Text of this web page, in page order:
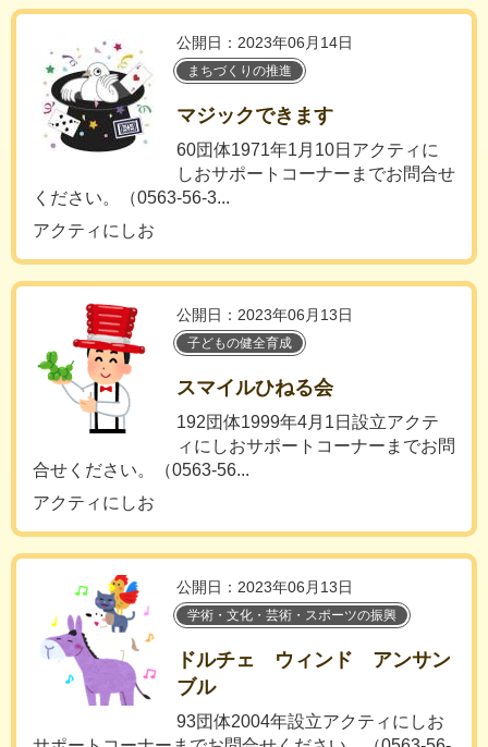
公開日：2023年06月14日
まちづくりの推進
マジックできます
60団体1971年1月10日アクティに
しおサポートコーナーまでお問合せ
ください。（0563-56-3...
アクティにしお
公開日：2023年06月13日
子どもの健全育成
スマイルひねる会
192団体1999年4月1日設立アクテ
ィにしおサポートコーナーまでお問
合せください。（0563-56...
アクティにしお
公開日：2023年06月13日
学術・文化・芸術・スポーツの振興
ドルチェ ウィンド アンサン
ブル
93団体2004年設立アクティにしお